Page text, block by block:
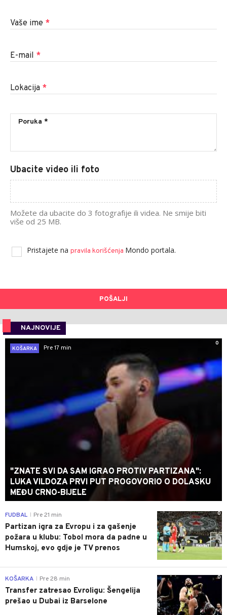
Vaše ime *
E-mail *
Lokacija *
Ubacite video ili foto
Možete da ubacite do 3 fotografije ili videa. Ne smije biti
više od 25 MB.
Pristajete na pravila korišćenja Mondo portala.
POŠALJI
NAJNOVIJE
0
KOŠARKA
Pre 17 min
"ZNATE SVI DA SAM IGRAO PROTIV PARTIZANA":
LUKA VILDOZA PRVI PUT PROGOVORIO O DOLASKU
MEĐU CRNO-BIJELE
0
FUDBAL Pre 21 min
Partizan igra za Evropu i za gašenje
požara u klubu: Tobol mora da padne u
Humskoj, evo gdje je TV prenos
0
KOŠARKA Pre 28 min
Transfer zatresao Evroligu: Šengelija
prešao u Dubai iz Barselone